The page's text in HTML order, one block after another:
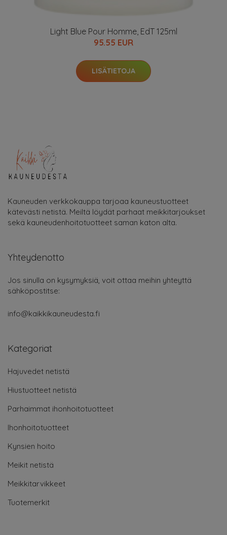
Light Blue Pour Homme, EdT 125ml
95.55 EUR
LISÄTIETOJA
Kauneuden verkkokauppa tarjoaa kauneustuotteet
kätevästi netistä. Meiltä löydät parhaat meikkitarjoukset
sekä kauneudenhoitotuotteet saman katon alta.
Yhteydenotto
Jos sinulla on kysymyksiä, voit ottaa meihin yhteyttä
sähköpostitse:
info@kaikkikauneudesta.fi
Kategoriat
Hajuvedet netistä
Hiustuotteet netistä
Parhaimmat ihonhoitotuotteet
Ihonhoitotuotteet
Kynsien hoito
Meikit netistä
Meikkitarvikkeet
Tuotemerkit